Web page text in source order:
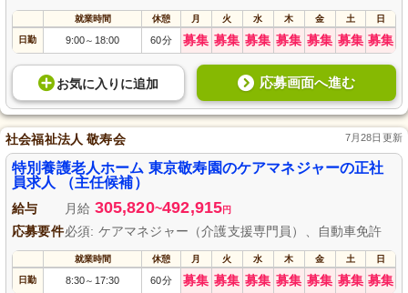
就業時間 休憩 月 火 水 木 金 土 日
日勤 9:00～ 18:00 60分 募集 募集 募集 募集 募集 募集 募集
お気に入り に追加 応募画面へ進む
社会福祉法人 敬寿会 7月28日更新
特別養護老人ホーム 東京敬寿園のケアマネジャーの正社
員求人 （主任候補）
給与 月給 305,820~492,915円
応募要件必須: ケアマネジャー（介護支援専門員）、自動車免許
就業時間 休憩 月 火 水 木 金 土 日
日勤 8:30～ 17:30 60分 募集 募集 募集 募集 募集 募集 募集